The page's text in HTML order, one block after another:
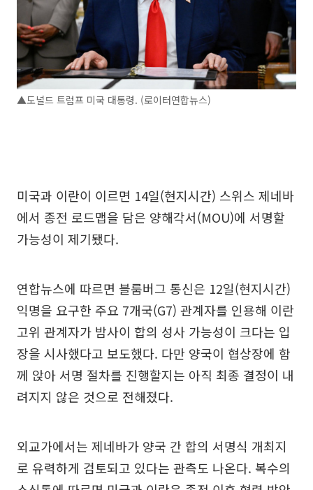
▲도널드 트럼프 미국 대통령. (로이터연합뉴스)
미국과 이란이 이르면 14일(현지시간) 스위스 제네바
에서 종전 로드맵을 담은 양해각서(MOU)에 서명할
가능성이 제기됐다.
연합뉴스에 따르면 블룸버그 통신은 12일(현지시간)
익명을 요구한 주요 7개국(G7) 관계자를 인용해 이란
고위 관계자가 밤사이 합의 성사 가능성이 크다는 입
장을 시사했다고 보도했다. 다만 양국이 협상장에 함
께 앉아 서명 절차를 진행할지는 아직 최종 결정이 내
려지지 않은 것으로 전해졌다.
외교가에서는 제네바가 양국 간 합의 서명식 개최지
로 유력하게 검토되고 있다는 관측도 나온다. 복수의